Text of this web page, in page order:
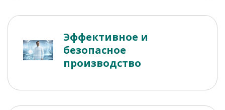
Эффективное и
безопасное
производство